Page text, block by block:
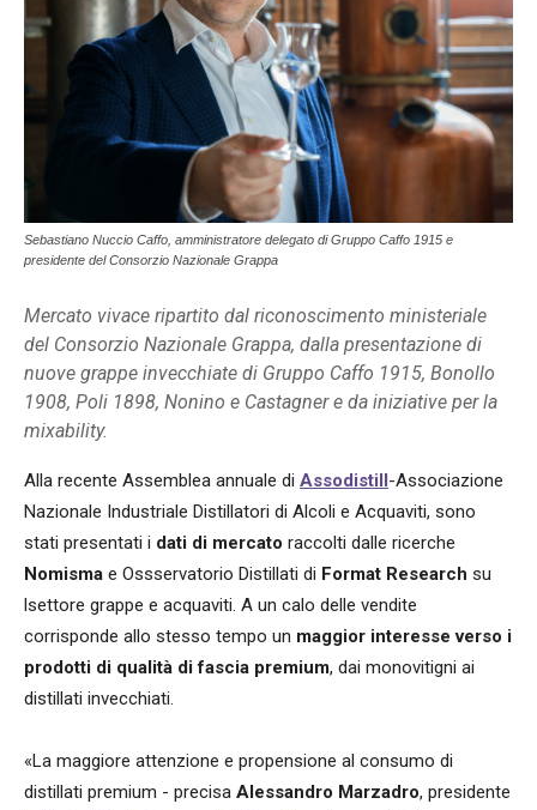
Sebastiano Nuccio Caffo, amministratore delegato di Gruppo Caffo 1915 e
presidente del Consorzio Nazionale Grappa
Mercato vivace ripartito dal riconoscimento ministeriale
del Consorzio Nazionale Grappa, dalla presentazione di
nuove grappe invecchiate di Gruppo Caffo 1915, Bonollo
1908, Poli 1898, Nonino e Castagner e da iniziative per la
mixability.
Alla recente Assemblea annuale di Assodistill-Associazione
Nazionale Industriale Distillatori di Alcoli e Acquaviti, sono
stati presentati i dati di mercato raccolti dalle ricerche
Nomisma e Ossservatorio Distillati di Format Research su
lsettore grappe e acquaviti. A un calo delle vendite
corrisponde allo stesso tempo un maggior interesse verso i
prodotti di qualità di fascia premium, dai monovitigni ai
distillati invecchiati.
«La maggiore attenzione e propensione al consumo di
distillati premium - precisa Alessandro Marzadro, presidente